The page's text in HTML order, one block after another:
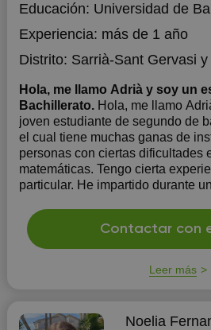
Educación: Universidad de
Experiencia: más de 1 año
Distrito: Sarrià-Sant Gervasi y
Hola, me llamo Adrià y soy un
Bachillerato. Hola, me llamo Adrià,
joven estudiante de segundo de
el cual tiene muchas ganas de
personas con ciertas dificultades
matemáticas. Tengo cierta
particular. He impartido durante
Contactar con
Leer más
Noelia